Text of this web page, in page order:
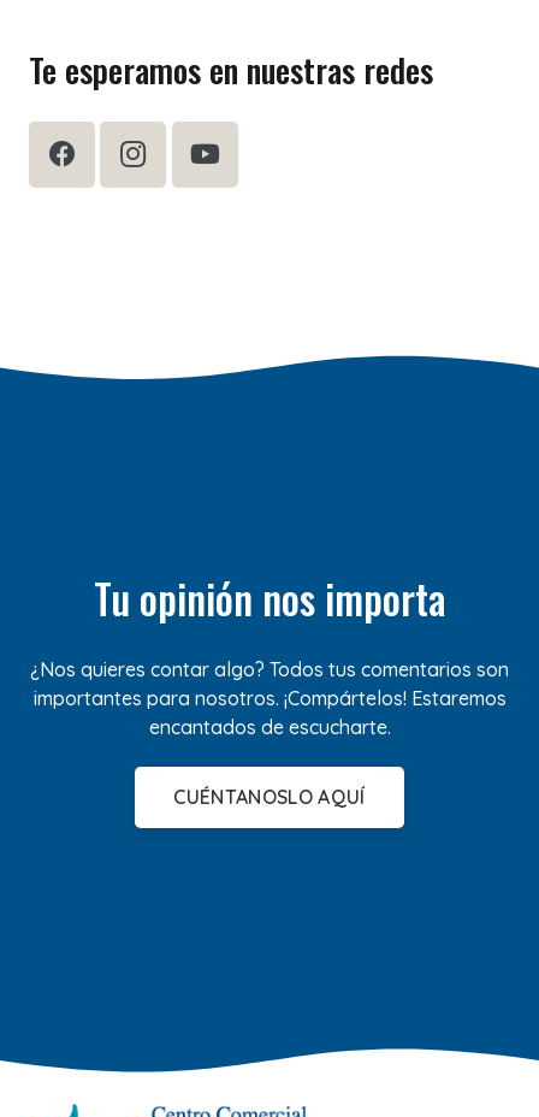
Te esperamos en nuestras redes
Tu opinión nos importa
¿Nos quieres contar algo? Todos tus comentarios son
importantes para nosotros. ¡Compártelos! Estaremos
encantados de escucharte.
CUÉNTANOSLO AQUÍ